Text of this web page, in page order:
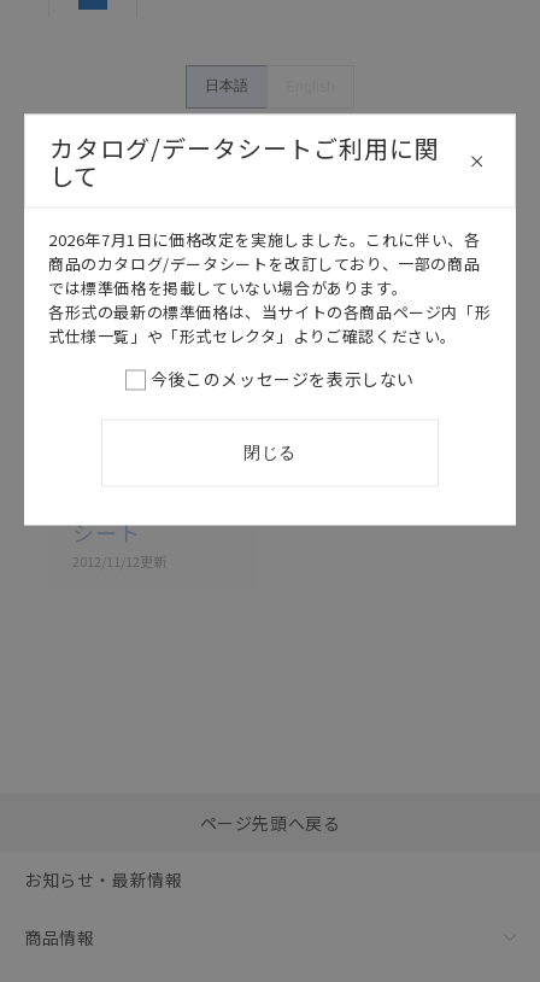
ン事例は参考用ですので、ご採用に際しては機器・装
置の機能や安全性をご確認のうえご使用ください。・
のもそのまま記載しています。・誤字、脱字が含まれ
ている可能性がありますがご容赦ください。
ものであり、変更・改定させていただいている可能性
があります。改めて当サイトの掲載内容をご確認のう
え、ご用命下さいますようお願いいたします。
日本語
シート
2012/11/12更新
括ダウンロード
ページ先頭へ戻る
お知らせ・最新情報
商品情報
カタログ/データシートご利用に関
して
2026年7月1日に価格改定を実施しました。これに伴い、各
商品のカタログ/データシートを改訂しており、一部の商品
では標準価格を掲載していない場合があります。
各形式の最新の標準価格は、当サイトの各商品ページ内「形
式仕様一覧」や「形式セレクタ」よりご確認ください。
今後このメッセージを表示しない
閉じる